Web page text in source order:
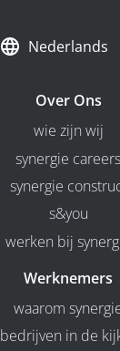
Nederlands
Over Ons
wie zijn wij
synergie careers
synergie
s&you
werken bij
Werknemers
waarom
bedrijven in de